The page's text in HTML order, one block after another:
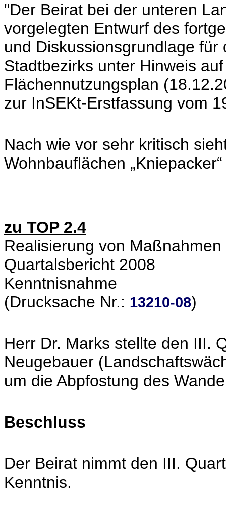
"Der Beirat bei der unteren
vorgelegten Entwurf des
und Diskussionsgrundlage
Stadtbezirks unter Hinweis
Flächennutzungsplan
zur InSEKt-Erstfassung vom
Nach wie vor sehr kritisch
Wohnbauflächen
zu TOP 2.4
Realisierung von
Quartalsbericht 2008
Kenntnisnahme
(Drucksache Nr.: 13210-08)
Herr Dr. Marks stellte den III.
Neugebauer
um die Abpfostung des
Beschluss
Der Beirat nimmt den III.
Kenntnis.